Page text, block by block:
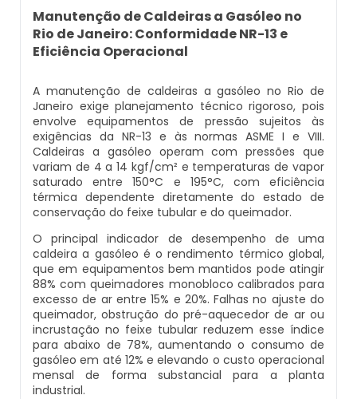
Caldeira Flamotubular Venda
Caldeira Flamotubular Vertical
Caldeira Fogotubular
Caldeira Fogotubular Horizontal
Caldeira Fogotubular Vertical
Caldeira Horizontal
Caldeira Industrial
Caldeira Industrial A Gás
Caldeira Industrial A Lenha
Caldeira Industrial Preço
Empresas Que Inspecionam Caldeiras
Inspeção Caldeiras Vasos De Pressão
Inspeção De Caldeiras
Inspeção De Caldeiras A Vapor
Inspeção De Caldeiras E Vasos De Pressão
Inspeção De Caldeiras Preço
Inspeção De Caldeiras Profissional
Habilitado
Inspeção De Integridade De Caldeiras
Empresa De Montagem De Caldeiras Gás
Roca
Empresa Que Fazem Montagem De
Caldeiras
Empresas De Caldeiraria
Empresas De Caldeiraria E Montagem
Industrial
Empresas De Montagem De Caldeiras
Manutenção De Caldeiras
Manutenção De Caldeiras A Gásoleo
Manutenção De Caldeiras A Lenha
Caldeira A Vapor Industrial A Venda
Caldeira A Vapor Para Cozinha Industrial
Caldeira A Vapor Para Sauna
Caldeira A Vapor Pequena
Caldeira A Vapor Preço
Caldeira A Vapor Vertical
Caldeira De Vapor
Caldeira De Vapor A Gás
Caldeira De Vapor A Venda
Caldeira De Vapor Eletrica
Caldeira A Gás Natural Preço
Caldeira A Gás Preço
Caldeira A Gás Roca
Caldeira A Gás Usada
Caldeira A Gás Vulcano
Caldeira De Aquecimento A Gás
Caldeira De Aquecimento Central A Gás
Caldeira Mural A Gás
Caldeira Mural A Gás Preço
Caldeira Mural A Gás Roca
Manutenção de Caldeiras a Gasóleo no
Rio de Janeiro: Conformidade NR-13 e
Eficiência Operacional
A manutenção de caldeiras a gasóleo no Rio de
Janeiro exige planejamento técnico rigoroso, pois
envolve equipamentos de pressão sujeitos às
exigências da NR-13 e às normas ASME I e VIII.
Caldeiras a gasóleo operam com pressões que
variam de 4 a 14 kgf/cm² e temperaturas de vapor
saturado entre 150°C e 195°C, com eficiência
térmica dependente diretamente do estado de
conservação do feixe tubular e do queimador.
O principal indicador de desempenho de uma
caldeira a gasóleo é o rendimento térmico global,
que em equipamentos bem mantidos pode atingir
88% com queimadores monobloco calibrados para
excesso de ar entre 15% e 20%. Falhas no ajuste do
queimador, obstrução do pré-aquecedor de ar ou
incrustação no feixe tubular reduzem esse índice
para abaixo de 78%, aumentando o consumo de
gasóleo em até 12% e elevando o custo operacional
mensal de forma substancial para a planta
industrial.